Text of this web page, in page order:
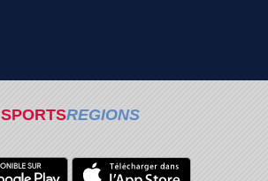
SPORTSREGIONS